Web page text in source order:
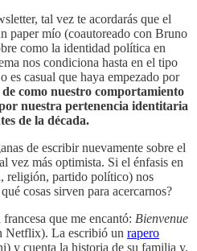
tal vez te acordarás que el
paper mío (coautoreado con Bruno
como la identidad política en
nos condiciona hasta en el tipo
es casual que haya empezado por
como nuestro comportamiento
nuestra pertenencia identitaria
de la década.
de escribir nuevamente sobre el
vez más optimista. Si el énfasis en
religión, partido político) nos
cosas sirven para acercarnos?
que me encantó: Bienvenue
Netflix). La escribió un rapero
y cuenta la historia de su familia y,